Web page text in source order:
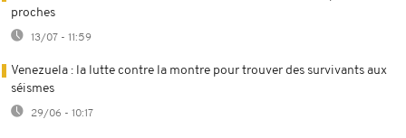
proches
13/07 - 11:59
Venezuela : la lutte contre la montre pour trouver des survivants aux
séismes
29/06 - 10:17